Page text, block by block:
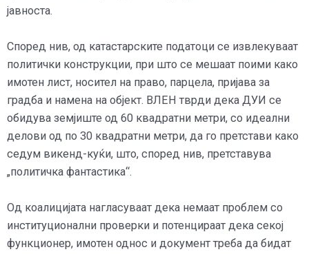
јавноста.
Според нив, од катастарските податоци се извлекуваат
политички конструкции, при што се мешаат поими како
имотен лист, носител на право, парцела, пријава за
градба и намена на објект. ВЛЕН тврди дека ДУИ се
обидува земјиште од 60 квадратни метри, со идеални
делови од по 30 квадратни метри, да го претстави како
седум викенд-куќи, што, според нив, претставува
„политичка фантастика“.
Од коалицијата нагласуваат дека немаат проблем со
институционални проверки и потенцираат дека секој
функционер, имотен однос и документ треба да бидат